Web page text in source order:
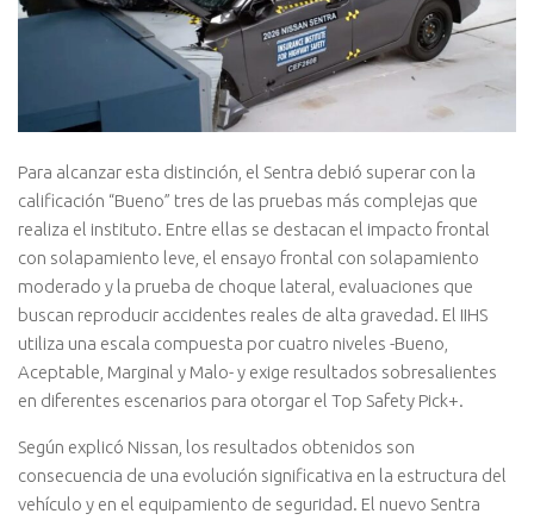
Para alcanzar esta distinción, el Sentra debió superar con la
calificación “Bueno” tres de las pruebas más complejas que
realiza el instituto. Entre ellas se destacan el impacto frontal
con solapamiento leve, el ensayo frontal con solapamiento
moderado y la prueba de choque lateral, evaluaciones que
buscan reproducir accidentes reales de alta gravedad. El IIHS
utiliza una escala compuesta por cuatro niveles -Bueno,
Aceptable, Marginal y Malo- y exige resultados sobresalientes
en diferentes escenarios para otorgar el Top Safety Pick+.
Según explicó Nissan , los resultados obtenidos son
consecuencia de una evolución significativa en la estructura del
vehículo y en el equipamiento de seguridad. El nuevo Sentra